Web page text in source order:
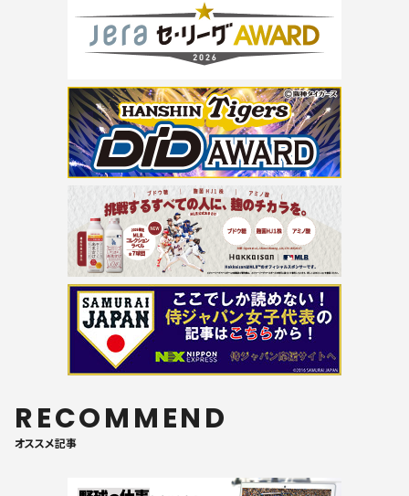
RECOMMEND
オススメ記事